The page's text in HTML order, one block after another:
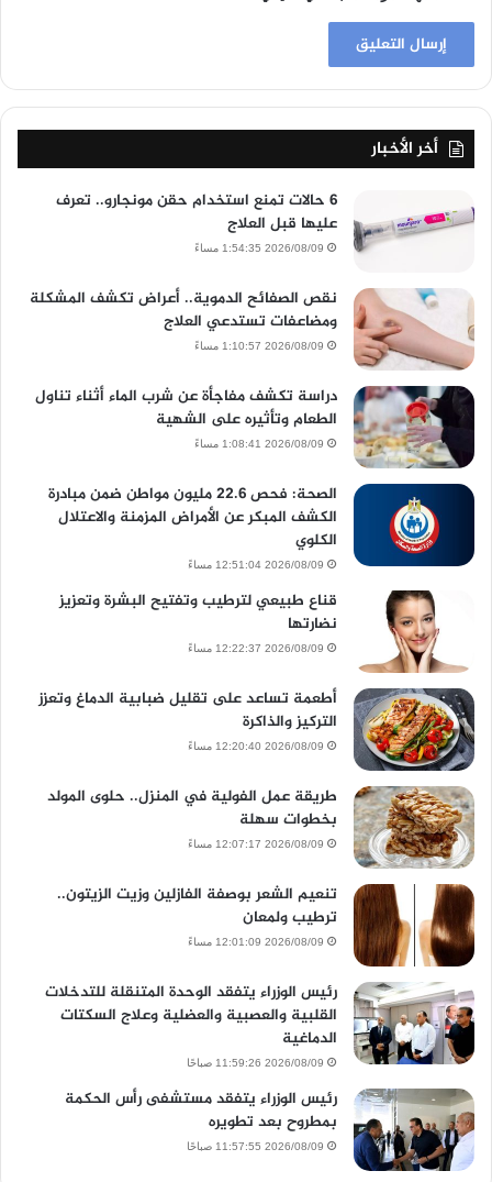
أخر الأخبار
6 حالات تمنع استخدام حقن مونجارو.. تعرف
عليها قبل العلاج
2026/08/09 1:54:35 مساءً
نقص الصفائح الدموية.. أعراض تكشف المشكلة
ومضاعفات تستدعي العلاج
2026/08/09 1:10:57 مساءً
دراسة تكشف مفاجأة عن شرب الماء أثناء تناول
الطعام وتأثيره على الشهية
2026/08/09 1:08:41 مساءً
الصحة: فحص 22.6 مليون مواطن ضمن مبادرة
الكشف المبكر عن الأمراض المزمنة والاعتلال
الكلوي
2026/08/09 12:51:04 مساءً
قناع طبيعي لترطيب وتفتيح البشرة وتعزيز
نضارتها
2026/08/09 12:22:37 مساءً
أطعمة تساعد على تقليل ضبابية الدماغ وتعزز
التركيز والذاكرة
2026/08/09 12:20:40 مساءً
طريقة عمل الفولية في المنزل.. حلوى المولد
بخطوات سهلة
2026/08/09 12:07:17 مساءً
تنعيم الشعر بوصفة الفازلين وزيت الزيتون..
ترطيب ولمعان
2026/08/09 12:01:09 مساءً
رئيس الوزراء يتفقد الوحدة المتنقلة للتدخلات
القلبية والعصبية والعضلية وعلاج السكتات
الدماغية
2026/08/09 11:59:26 صباحًا
رئيس الوزراء يتفقد مستشفى رأس الحكمة
بمطروح بعد تطويره
2026/08/09 11:57:55 صباحًا